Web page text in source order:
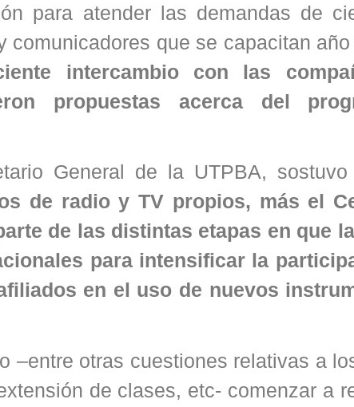
para atender las demandas de
comunicadores que se capacitan
intercambio con las
propuestas acerca del
General de la UTPBA,
de radio y TV propios, más el
de las distintas etapas en que
para intensificar la
en el uso de nuevos
–entre otras cuestiones relativas a
de clases, etc- comenzar a